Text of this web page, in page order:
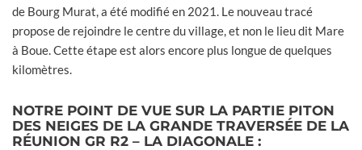
de Bourg Murat, a été modifié en 2021. Le nouveau tracé
propose de rejoindre le centre du village, et non le lieu dit Mare
à Boue. Cette étape est alors encore plus longue de quelques
kilomètres.
NOTRE POINT DE VUE SUR LA PARTIE PITON
DES NEIGES DE LA GRANDE TRAVERSÉE DE LA
RÉUNION GR R2 – LA DIAGONALE :